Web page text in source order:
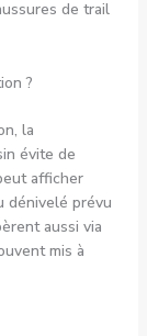
de trail
?
la
évite de
afficher
dénivelé prévu
aussi via
mis à